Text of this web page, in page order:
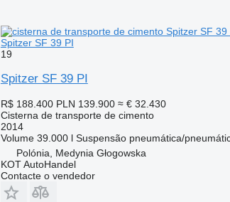
Spitzer SF 39 PI
19
Spitzer SF 39 PI
R$ 188.400 PLN 139.900 ≈ € 32.430
Cisterna de transporte de cimento
2014
Volume 39.000 l Suspensão pneumática/
Polónia, Medynia Głogowska
KOT AutoHandel
Contacte o vendedor